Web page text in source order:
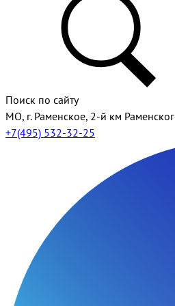
Поиск по сайту
МО, г. Раменское, 2-й км
+7(495) 532-32-25